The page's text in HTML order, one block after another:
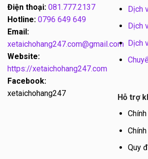
Điện thoại: 081.777.2137
Hotline: 0796 649 649
Email:
xetaichohang247.com@gmail.com
Website:
https://xetaichohang247.com
Facebook:
xetaichohang247
Dịch
Dịch
Dịch
Hỗ trợ
Quy